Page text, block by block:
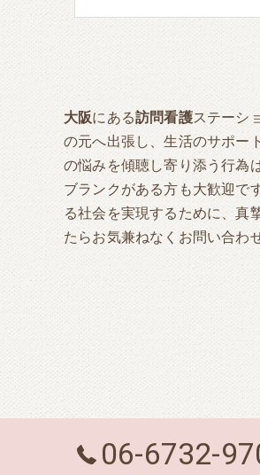
大阪にある訪問看護ステーシ
の元へ出張し、生活のサポー
の悩みを傾聴し寄り添う行為
ブランクがある方も大歓迎で
る社会を実現するために、真
たらお気兼ねなくお問い合わ
06-6732-